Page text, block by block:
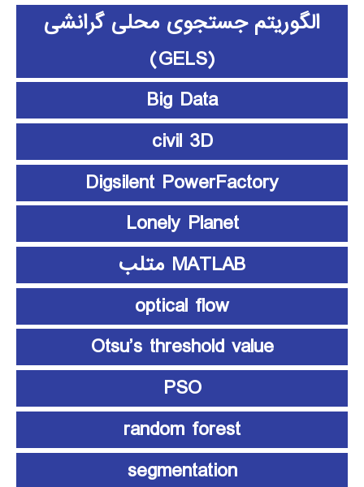
الگوریتم جستجوی محلی گرانشی
(GELS)
Big Data
civil 3D
Digsilent PowerFactory
Lonely Planet
MATLAB متلب
optical flow
Otsu’s threshold value
PSO
random forest
segmentation